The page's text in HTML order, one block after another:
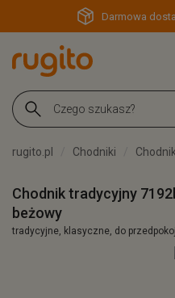
Darmowa
rugito.pl Chodniki
Chodnik tradycyjny
beżowy
tradycyjne, klasyczne, do